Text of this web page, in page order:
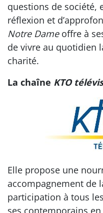
questions de société,
réflexion et
Notre Dameoffre à
de vivre au quotidien
charité.
La chaîne KTO
Elle propose une
accompagnement de
participation à tous
ses contemporains en